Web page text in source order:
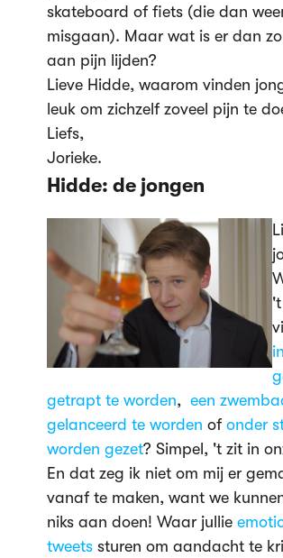
skateboard of fiets (die dan
misgaan). Maar wat is er dan
aan pijn lijden?
Lieve Hidde, waarom vinden
leuk om zichzelf zoveel pijn te
Liefs,
Jorieke.
Hidde: de jongen
getrapt te worden, een
gelanceerd te worden of onder
worden gezet? Simpel, 't zit in
En dat zeg ik niet om mij er
vanaf te maken, want we
niks aan doen! Waar jullie
tweetssturen om aandacht te